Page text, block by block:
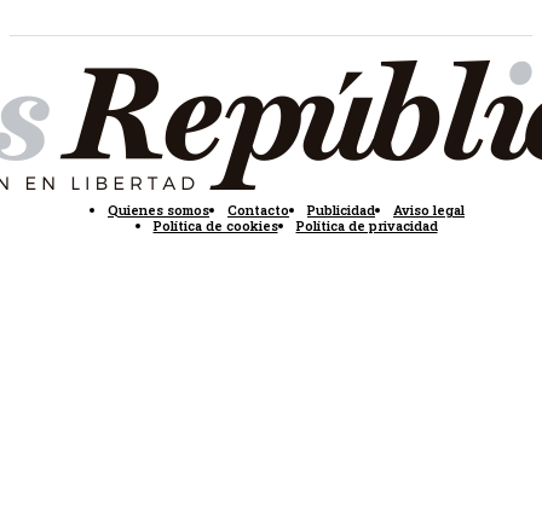
Quienes somos Contacto Publicidad
Aviso legal
Política de cookies
Política de privacidad